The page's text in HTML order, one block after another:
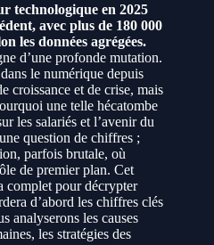
technologique en 2025
avec plus de 180 000
les données agrégées.
d’une profonde mutation.
le numérique depuis
croissance et de crise, mais
une telle hécatombe
les salariés et l’avenir du
question de chiffres ;
parfois brutale, où
de premier plan. Cet
complet pour décrypter
d’abord les chiffres clés
analyserons les causes
les stratégies des